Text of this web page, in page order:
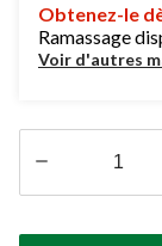
Obtenez-le
Ramassage
Voir d'autres